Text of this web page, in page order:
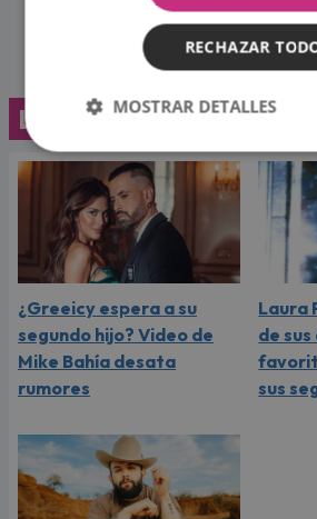
Lo último
¿Greeicy espera a su
segundo hijo? Video de
Mike Bahía desata
rumores
Laura
de
sus
RECHAZAR
MOSTRAR DETALLES